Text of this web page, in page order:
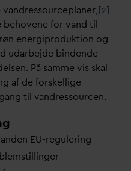
vandressourceplaner,[2]
behovene for vand til
energiproduktion og
udarbejde bindende
På samme vis skal
af de forskellige
til vandressourcen.
EU-regulering